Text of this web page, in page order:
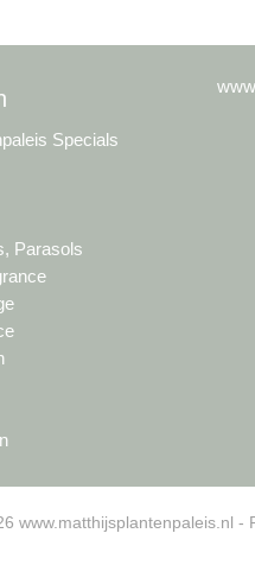
Specials
Parasols
www.matthijsplantenpaleis.nl -